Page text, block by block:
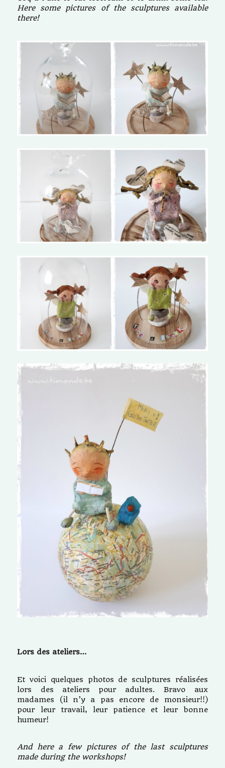
Here some pictures of the sculptures available
there!
Lors des ateliers…
Et voici quelques photos de sculptures réalisées
lors des ateliers pour adultes. Bravo aux
madames (il n’y a pas encore de monsieur!!)
pour leur travail, leur patience et leur bonne
humeur!
And here a few pictures of the last sculptures
made during the workshops!